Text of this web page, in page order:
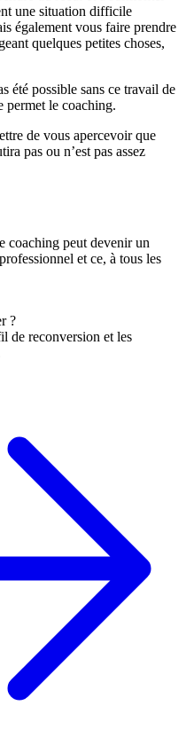
une situation difficile
également vous faire prendre
quelques petites choses,
été possible sans ce travail de
permet le coaching.
de vous apercevoir que
pas ou n’est pas assez
coaching peut devenir un
et ce, à tous les
?
de reconversion et les